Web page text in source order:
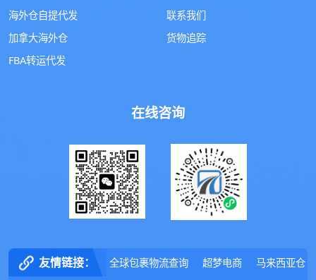
海外仓自提代发
加拿大海外仓
FBA转运代发
联系我们
货物追踪
在线咨询
友情链接： 全球包裹物流查询 超梦电商
马来西亚仓